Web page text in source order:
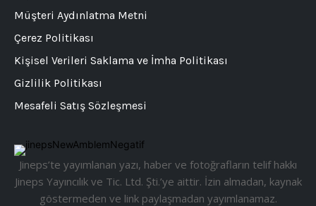
Jineps’te yayımlanan yazı, haber ve fotoğrafların telif hakkı
Jineps Yayıncılık ve Tic. Ltd. Şti.’ye aittir. İzin almadan, kaynak
göstermeden ve link paylaşmadan yayımlanamaz.
Müşteri Aydınlatma Metni
Çerez Politikası
Kişisel Verileri Saklama ve İmha Politikası
Gizlilik Politikası
Mesafeli Satış Sözleşmesi